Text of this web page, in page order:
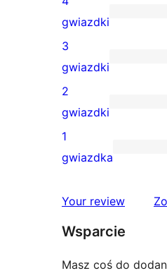
5-
gwiazdkowa
0
recenzji
4-
gwiazdkowych
gwiazdki
0
recenzji
3-
gwiazdkowych
3
gwiazdki
0
recenzji
2-
2
gwiazdki
0
1-
1
gwiazdka
Your review
Wsparcie
Masz coś do